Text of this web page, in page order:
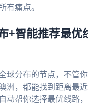
有痛点。
+智能推荐最优
球分布的节点，不管
洲，都能找到距离最
动帮你选择最优线路